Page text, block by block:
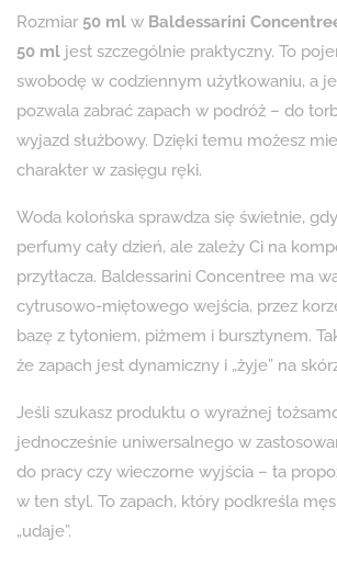
Rozmiar 50 ml w Baldessarini
50 ml jest szczególnie praktyczny. To
swobodę w codziennym użytkowaniu, a
pozwala zabrać zapach w podróż – do
wyjazd służbowy. Dzięki temu możesz
charakter w zasięgu ręki.
Woda kolońska sprawdza się świetnie,
perfumy cały dzień, ale zależy Ci na
przytłacza. Baldessarini Concentree ma
cytrusowo-miętowego wejścia, przez
bazę z tytoniem, piżmem i bursztynem.
że zapach jest dynamiczny i „żyje” na
Jeśli szukasz produktu o wyraźnej
jednocześnie uniwersalnego w
do pracy czy wieczorne wyjścia – ta
w ten styl. To zapach, który podkreśla
„udaje”.